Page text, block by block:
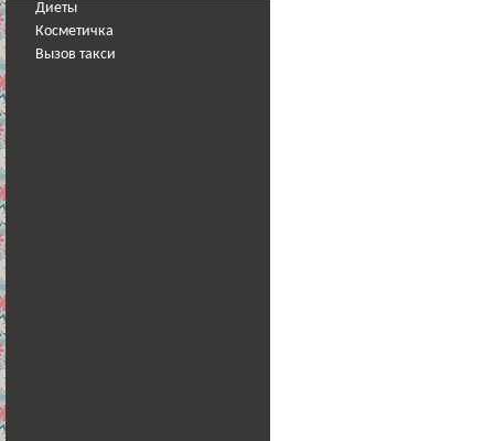
Диеты
Косметичка
Вызов такси